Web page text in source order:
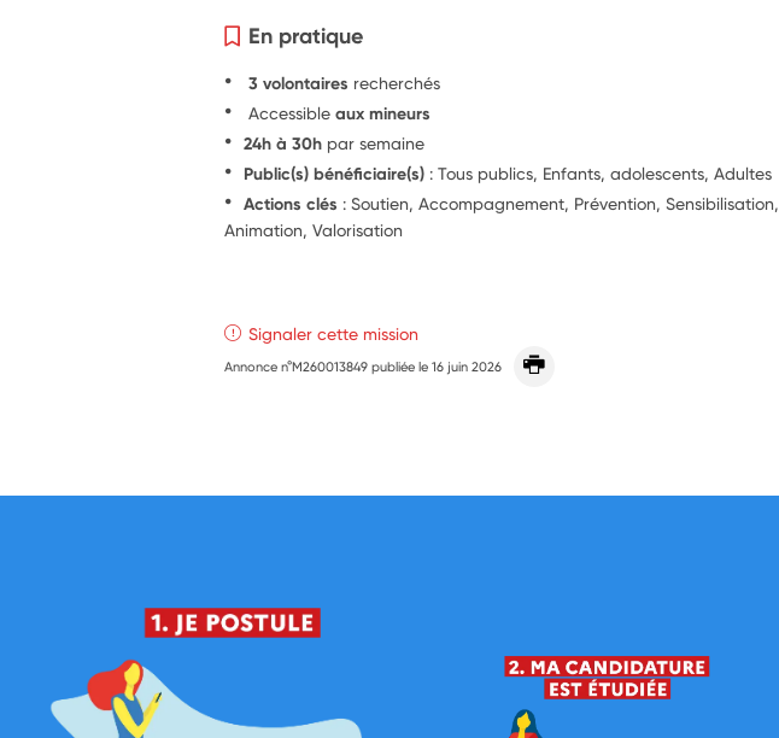
En pratique
3 volontaires recherchés
Accessibleaux mineurs
24h à 30h par semaine
Public(s) bénéficiaire(s) : Tous publics, Enfants, adolescents, Adultes
Actions clés : Soutien, Accompagnement, Prévention, Sensibilisation,
Animation, Valorisation
Signaler cette mission
Annonce n°M260013849 publiée le16 juin 2026